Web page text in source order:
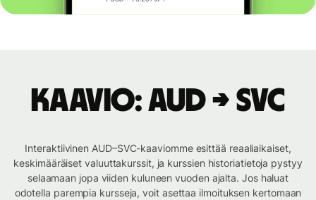
Kaavio: AUD → SVC
Interaktiivinen AUD–SVC-kaaviomme esittää reaaliaikaiset,
keskimääräiset valuuttakurssit, ja kurssien historiatietoja pystyy
selaamaan jopa viiden kuluneen vuoden ajalta. Jos haluat
odotella parempia kursseja, voit asettaa ilmoituksen kertomaan